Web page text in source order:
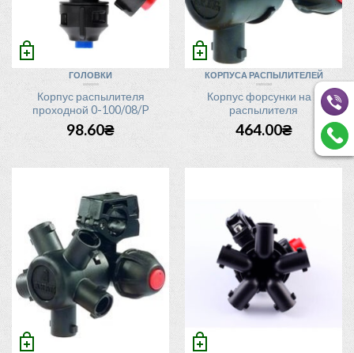
ГОЛОВКИ
Корпус распылителя
проходной 0-100/08/P
98.60₴
КОРПУСА РАСПЫЛИТЕЛЕЙ
Корпус форсунки на 3
распылителя
464.00₴